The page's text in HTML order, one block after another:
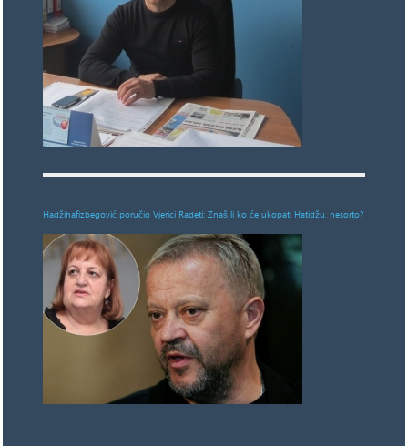
Hadžihafizbegović poručio Vjerici Radeti: Znaš li ko će ukopati Hatidžu, nesorto?